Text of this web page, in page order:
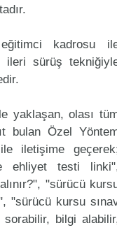
kadrosu
ileri sürüş
yaklaşan, olası
bulan Özel
iletişime
ehliyet testi
"sürücü
"sürücü kursu
sorabilir, bilgi